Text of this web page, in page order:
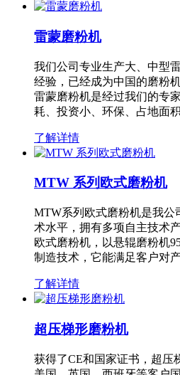
雷蒙磨粉机
我们公司专业生产大、中型
经验，已经成为中国的磨粉
雷蒙磨粉机是经过我们的专
耗、投资小、环保、占地面
了解详情
MTW 系列欧式磨粉机
MTW系列欧式磨粉机是我公
术水平，拥有多项自主技术
欧式磨粉机，以悬辊磨粉机
制造技术，它能满足客户对
了解详情
超压梯形磨粉机
获得了CE和国家证书，超压